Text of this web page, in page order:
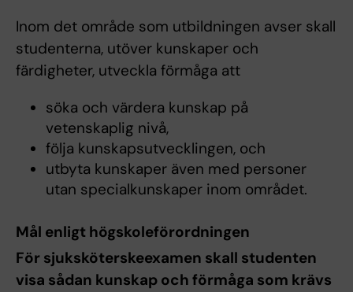
Inom det område som utbildningen avser skall
studenterna, utöver kunskaper och
färdigheter, utveckla förmåga att
söka och värdera kunskap på
vetenskaplig nivå,
följa kunskapsutvecklingen, och
utbyta kunskaper även med personer
utan specialkunskaper inom området.
Mål enligt högskoleförordningen
För sjuksköterskeexamen skall studenten
visa sådan kunskap och förmåga som krävs